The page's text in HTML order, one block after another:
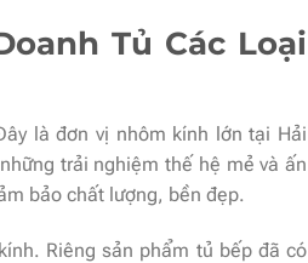
Tủ Các Loại
là đơn vị nhôm kính lớn tại Hải
trải nghiệm thế hệ mẻ và ấn
bảo chất lượng, bền đẹp.
Riêng sản phẩm tủ bếp đã có